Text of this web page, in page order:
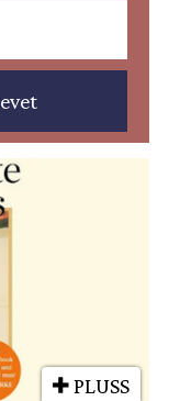
PLUSS